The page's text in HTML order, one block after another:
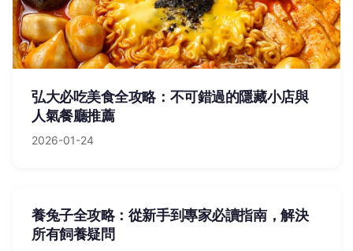
弘大必吃美食全攻略：不可錯過的隱藏小店與
人氣餐廳推薦
2026-01-24
養兔子全攻略：從新手到專家必讀指南，解決
所有飼養疑問